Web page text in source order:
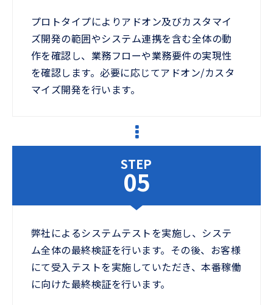
プロトタイプによりアドオン及びカスタマイ
ズ開発の範囲やシステム連携を含む全体の動
作を確認し、業務フローや業務要件の実現性
を確認します。必要に応じてアドオン/カスタ
マイズ開発を行います。
STEP
05
弊社によるシステムテストを実施し、システ
ム全体の最終検証を行います。その後、お客様
にて受入テストを実施していただき、本番稼働
に向けた最終検証を行います。